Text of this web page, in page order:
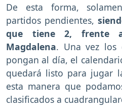
De esta forma,
partidos pendientes,
que tiene 2, frente
Magdalena. Una vez los
pongan al día, el
quedará listo para jugar
esta manera que
clasificados a